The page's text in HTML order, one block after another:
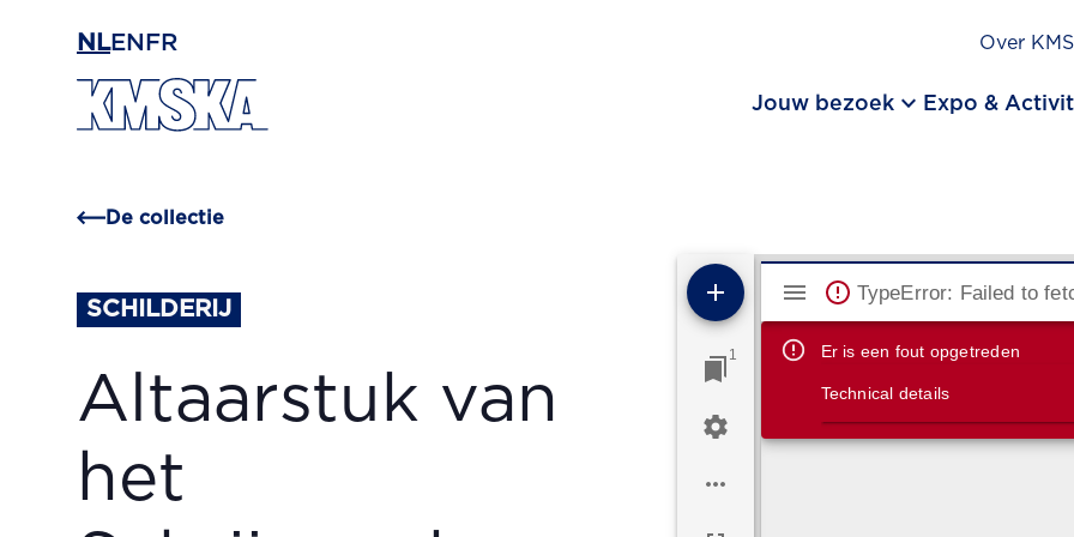
NLEN FR Over
Jouw bezoek keyboard_arrow_down Expo &
De collectie
SCHILDERIJ
Altaarstuk van
het
1
Mirador viewer
TypeError: Failed to
Er is een fout opgetreden
Technical details